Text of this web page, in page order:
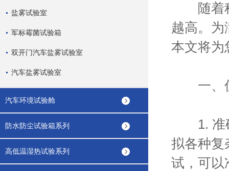
盐雾试验室
军标霉菌试验箱
双开门汽车盐雾试验室
汽车盐雾试验室
汽车环境试验舱
防水防尘试验箱系列
高低温湿热试验系列
随着科
越高。为
本文将为
一、
1. 准确
拟各种复
试，可以